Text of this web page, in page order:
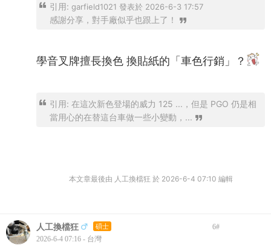
引用: garfield1021 發表於 2026-6-3 17:57
感謝分享，對手廠似乎也跟上了！
學音叉牌擅長換色 換貼紙的「車色行銷」？
引用: 在這次新色登場的威力 125 ...，但是 PGO 仍是相
當用心的在替這台車做一些小變動，...
本文章最後由 人工換檔狂 於 2026-6-4 07:10 編輯
人工換檔狂 碩士 6#
2026-6-4 07:16 - 台灣